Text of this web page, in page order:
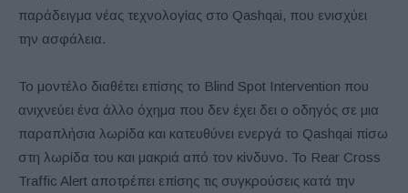
παράδειγμα νέας τεχνολογίας στο Qashqai, που ενισχύει
την ασφάλεια.
Το μοντέλο διαθέτει επίσης το Blind Spot Intervention που
ανιχνεύει ένα άλλο όχημα που δεν έχει δει ο οδηγός σε μια
παραπλήσια λωρίδα και κατευθύνει ενεργά το Qashqai πίσω
στη λωρίδα του και μακριά από τον κίνδυνο. Το Rear Cross
Traffic Alert αποτρέπει επίσης τις συγκρούσεις κατά την